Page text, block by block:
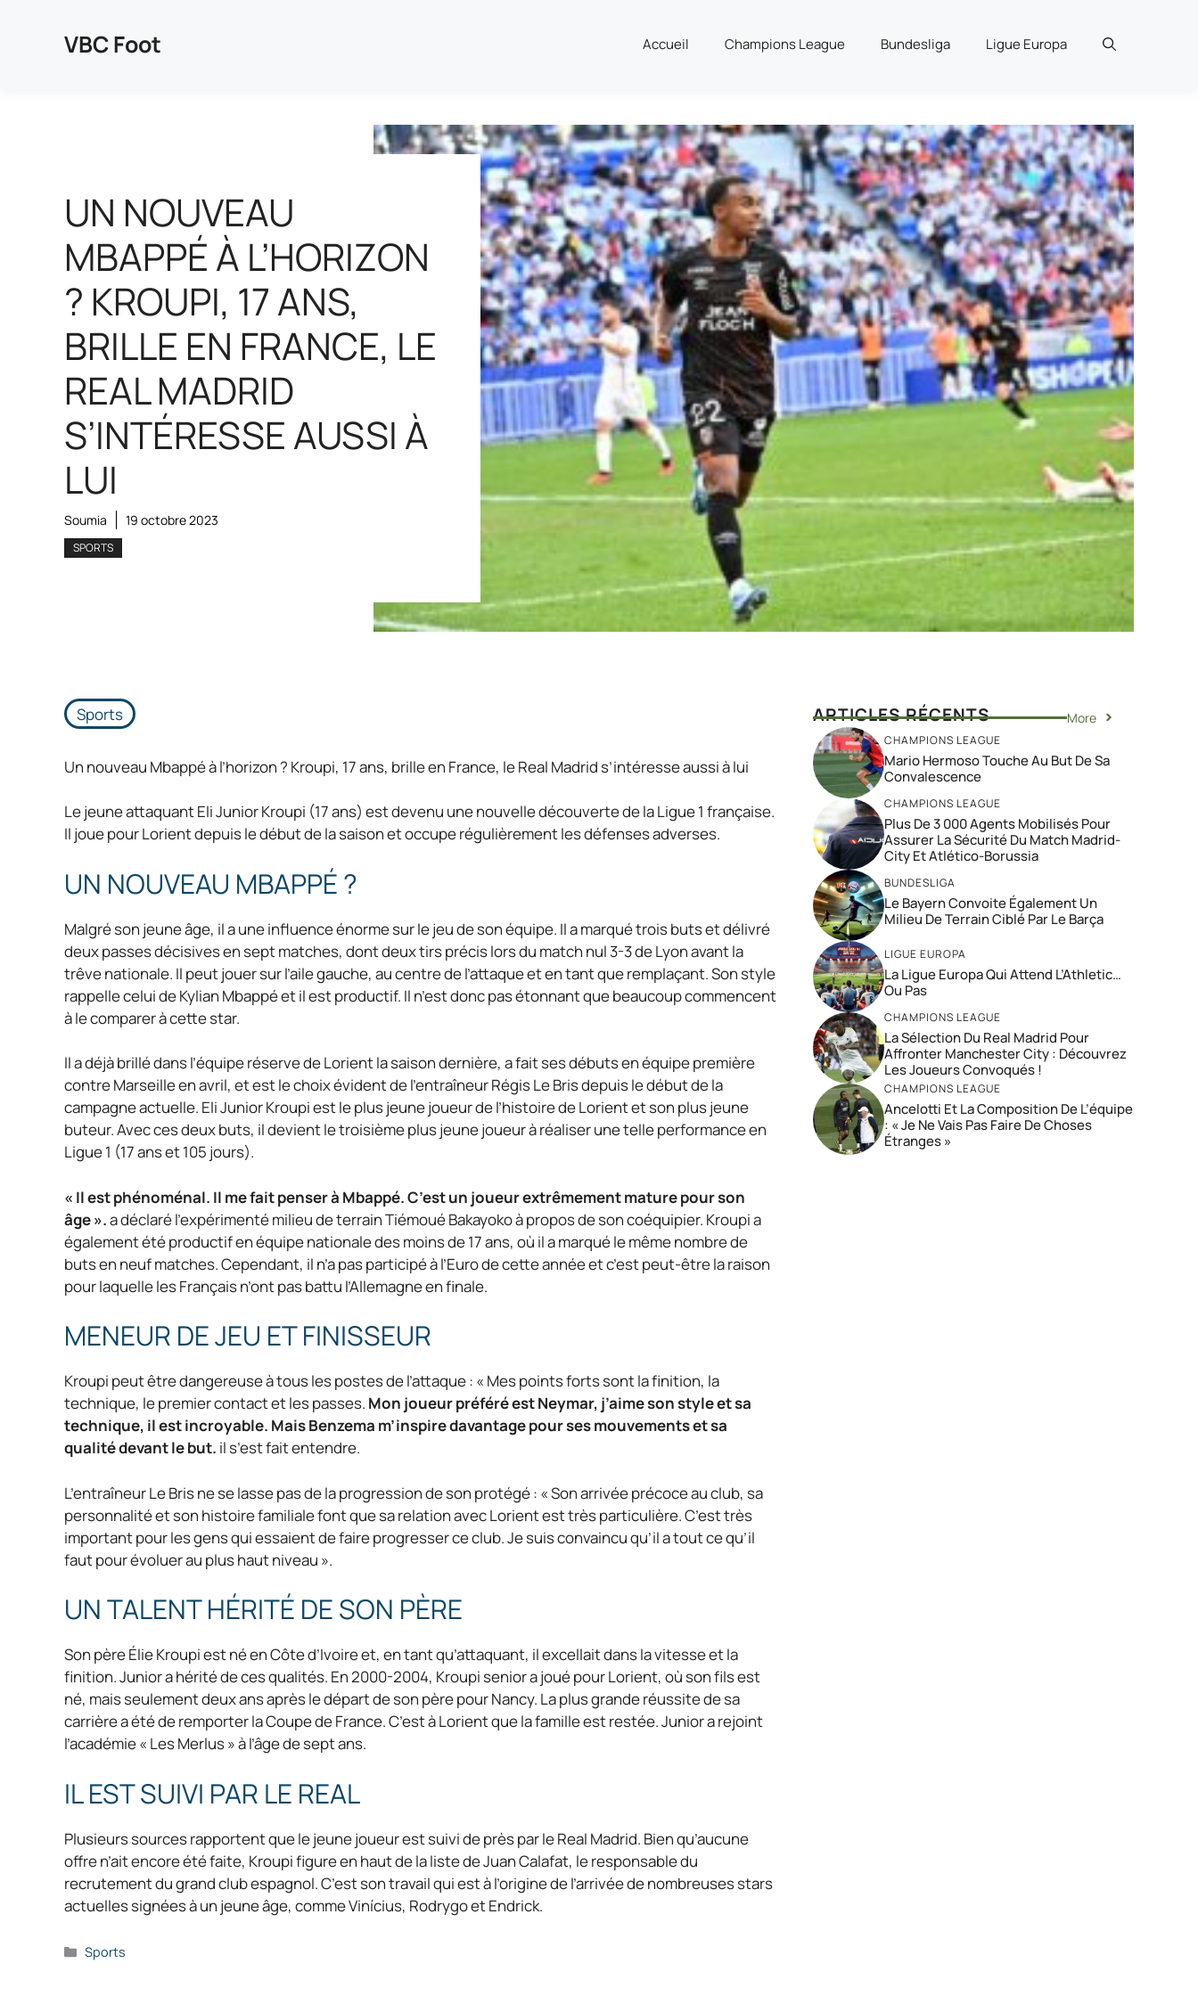
VBC Foot Accueil Champions League Bundesliga Ligue Europa
UN NOUVEAU
MBAPPÉ À L’HORIZON
? KROUPI, 17 ANS,
BRILLE EN FRANCE, LE
REAL MADRID
S’INTÉRESSE AUSSI À
LUI
Soumia 19 octobre 2023
SPORTS
Sports
Un nouveau Mbappé à l’horizon ? Kroupi, 17 ans, brille en France, le Real Madrid s’intéresse aussi à lui
Le jeune attaquant Eli Junior Kroupi (17 ans) est devenu une nouvelle découverte de la Ligue 1 française.
Il joue pour Lorient depuis le début de la saison et occupe régulièrement les défenses adverses.
UN NOUVEAU MBAPPÉ ?
Malgré son jeune âge, il a une influence énorme sur le jeu de son équipe. Il a marqué trois buts et délivré
deux passes décisives en sept matches, dont deux tirs précis lors du match nul 3-3 de Lyon avant la
trêve nationale. Il peut jouer sur l’aile gauche, au centre de l’attaque et en tant que remplaçant. Son style
rappelle celui de Kylian Mbappé et il est productif. Il n’est donc pas étonnant que beaucoup commencent
à le comparer à cette star.
Il a déjà brillé dans l’équipe réserve de Lorient la saison dernière, a fait ses débuts en équipe première
contre Marseille en avril, et est le choix évident de l’entraîneur Régis Le Bris depuis le début de la
campagne actuelle. Eli Junior Kroupi est le plus jeune joueur de l’histoire de Lorient et son plus jeune
buteur. Avec ces deux buts, il devient le troisième plus jeune joueur à réaliser une telle performance en
Ligue 1 (17 ans et 105 jours).
« Il est phénoménal. Il me fait penser à Mbappé. C’est un joueur extrêmement mature pour son
âge ».a déclaré l’expérimenté milieu de terrain Tiémoué Bakayoko à propos de son coéquipier. Kroupi a
également été productif en équipe nationale des moins de 17 ans, où il a marqué le même nombre de
buts en neuf matches. Cependant, il n’a pas participé à l’Euro de cette année et c’est peut-être la raison
pour laquelle les Français n’ont pas battu l’Allemagne en finale.
MENEUR DE JEU ET FINISSEUR
Kroupi peut être dangereuse à tous les postes de l’attaque : « Mes points forts sont la finition, la
technique, le premier contact et les passes. Mon joueur préféré est Neymar, j’aime son style et sa
technique, il est incroyable. Mais Benzema m’inspire davantage pour ses mouvements et sa
qualité devant le but. il s’est fait entendre.
L’entraîneur Le Bris ne se lasse pas de la progression de son protégé : « Son arrivée précoce au club, sa
personnalité et son histoire familiale font que sa relation avec Lorient est très particulière. C’est très
important pour les gens qui essaient de faire progresser ce club. Je suis convaincu qu’il a tout ce qu’il
faut pour évoluer au plus haut niveau ».
UN TALENT HÉRITÉ DE SON PÈRE
Son père Élie Kroupi est né en Côte d’Ivoire et, en tant qu’attaquant, il excellait dans la vitesse et la
finition. Junior a hérité de ces qualités. En 2000-2004, Kroupi senior a joué pour Lorient, où son fils est
né, mais seulement deux ans après le départ de son père pour Nancy. La plus grande réussite de sa
carrière a été de remporter la Coupe de France. C’est à Lorient que la famille est restée. Junior a rejoint
l’académie « Les Merlus » à l’âge de sept ans.
IL EST SUIVI PAR LE REAL
Plusieurs sources rapportent que le jeune joueur est suivi de près par le Real Madrid. Bien qu’aucune
offre n’ait encore été faite, Kroupi figure en haut de la liste de Juan Calafat, le responsable du
recrutement du grand club espagnol. C’est son travail qui est à l’origine de l’arrivée de nombreuses stars
actuelles signées à un jeune âge, comme Vinícius, Rodrygo et Endrick.
Catégories
Sports
ARTICLES RÉCENTS More
CHAMPIONS LEAGUE
Mario Hermoso Touche Au But De Sa
Convalescence
CHAMPIONS LEAGUE
Plus De 3 000 Agents Mobilisés Pour
Assurer La Sécurité Du Match Madrid-
City Et Atlético-Borussia
BUNDESLIGA
Le Bayern Convoite Également Un
Milieu De Terrain Ciblé Par Le Barça
LIGUE EUROPA
La Ligue Europa Qui Attend L’Athletic…
Ou Pas
CHAMPIONS LEAGUE
La Sélection Du Real Madrid Pour
Affronter Manchester City : Découvrez
Les Joueurs Convoqués !
CHAMPIONS LEAGUE
Ancelotti Et La Composition De L’équipe
: « Je Ne Vais Pas Faire De Choses
Étranges »